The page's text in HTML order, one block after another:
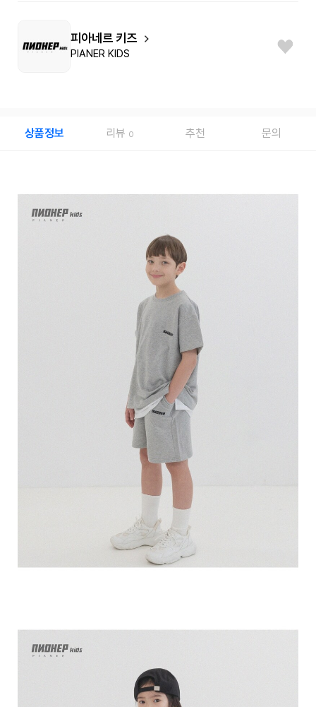
피아네르 키즈
PIANER KIDS
상품정보 리뷰 0 추천 문의